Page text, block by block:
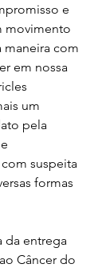
e
movimento
maneira com
em nossa
um
pela
suspeita
formas
da entrega
Câncer do